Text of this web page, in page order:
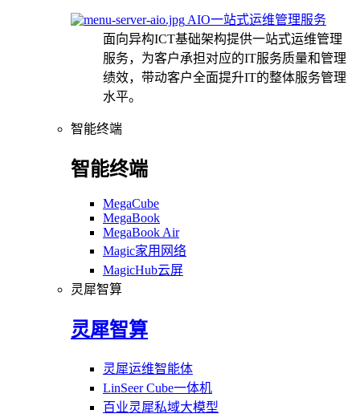
AIO一站式运维管理服务
面向异构ICT基础架构提供一站式运维管理
服务，为客户承担对应的IT服务质量和管理
绩效，带动客户全面提升IT的整体服务管理
水平。
智能终端
智能终端
MegaCube
MegaBook
MegaBook Air
Magic家用网络
MagicHub云屏
灵犀智算
灵犀智算
灵犀运维智能体
LinSeer Cube一体机
百业灵犀私域大模型